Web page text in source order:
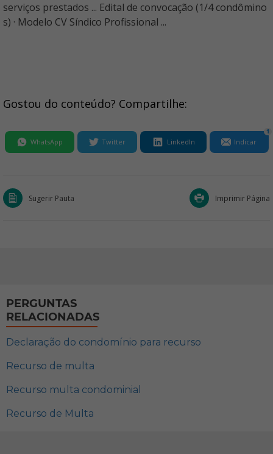
serviços prestados ... Edital de convocação (1/4 condômino
s) · Modelo CV Síndico Profissional ...
Gostou do conteúdo? Compartilhe:
WhatsApp Twitter LinkedIn Indicar
1
Sugerir Pauta Imprimir Página
PERGUNTAS
RELACIONADAS
Declaração do condomínio para recurso
Recurso de multa
Recurso multa condominial
Recurso de Multa